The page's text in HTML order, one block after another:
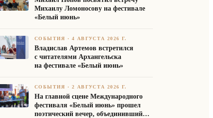
Михаилу Ломоносову на фестивале
«Белый июнь»
СОБЫТИЯ ·4 АВГУСТА 2026 Г.
Владислав Артемов встретился
с читателями Архангельска
на фестивале «Белый июнь»
СОБЫТИЯ ·2 АВГУСТА 2026 Г.
На главной сцене Международного
фестиваля «Белый июнь» прошел
поэтический вечер, объединивший